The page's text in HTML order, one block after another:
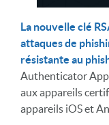
La nouvelle clé
attaques de
résistante au
Authenticator App
aux appareils
appareils iOS et